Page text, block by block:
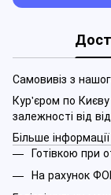
Самовивіз з
Кур'єром по
залежності від
Більше
Готівкою при
На рахунок